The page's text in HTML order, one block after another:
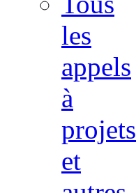
les
appels
à
projets
et